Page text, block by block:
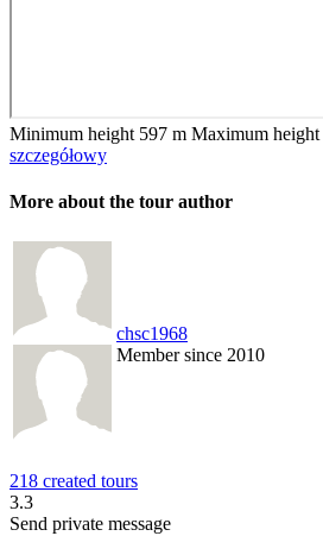
Minimum height 597 m Maximum height
szczegółowy
More about the tour author
chsc1968
Member since 2010
218 created tours
3.3
Send private message